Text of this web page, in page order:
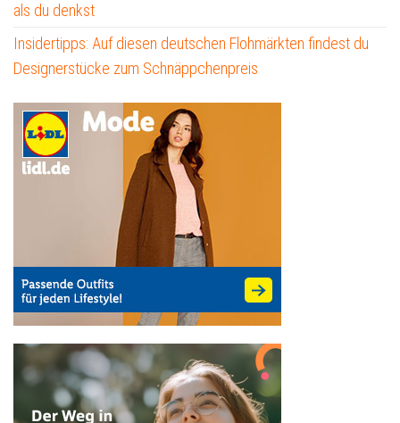
als du denkst
Insidertipps: Auf diesen deutschen Flohmärkten findest du
Designerstücke zum Schnäppchenpreis